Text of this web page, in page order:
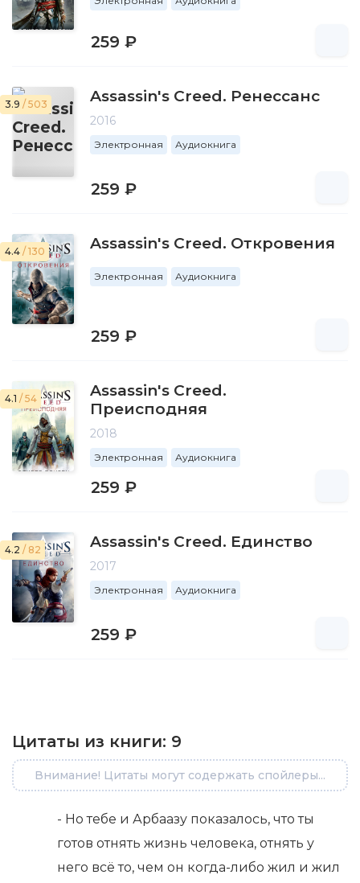
259 ₽
3.9 / 503 Assassin's Creed. Ренессанс
2016
Электронная Аудиокнига
259 ₽
4.4 / 130 Assassin's Creed. Откровения
Электронная Аудиокнига
259 ₽
4.1 / 54
Assassin's Creed.
Преисподняя
2018
Электронная Аудиокнига
259 ₽
4.2 / 82 Assassin's Creed. Единство
2017
Электронная Аудиокнига
259 ₽
Цитаты из книги: 9
Внимание! Цитаты могут содержать спойлеры...
- Но тебе и Арбаазу показалось, что ты
готов отнять жизнь человека, отнять у
него всё то, чем он когда-либо жил и жил